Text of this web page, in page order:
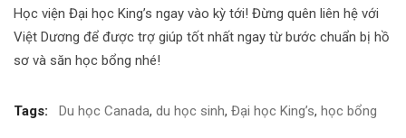
Học viện Đại học King’s ngay vào kỳ tới! Đừng quên liên hệ với
Việt Dương để được trợ giúp tốt nhất ngay từ bước chuẩn bị hồ
sơ và săn học bổng nhé!
Tags: Du học Canada, du học sinh, Đại học King’s, học bổng